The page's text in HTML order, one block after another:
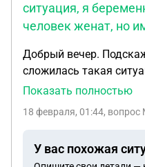
ситуация, я
человек женат, но
Добрый вечер. Подскажите пожалуйста,
сложилась такая
военного, молодой
ребёнок не достигший
отцовстве на моего
Показать полностью
18 февраля, 01:44, вопрос
У вас похожая